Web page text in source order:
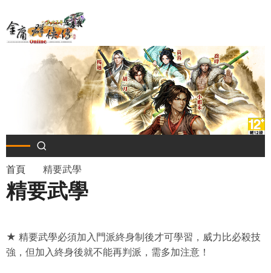
至
導
航
結
首頁 精要武學
精要武學
★ 精要武學必須加入門派終身制後才可學習，威力比必殺技
強，但加入終身後就不能再判派，需多加注意！